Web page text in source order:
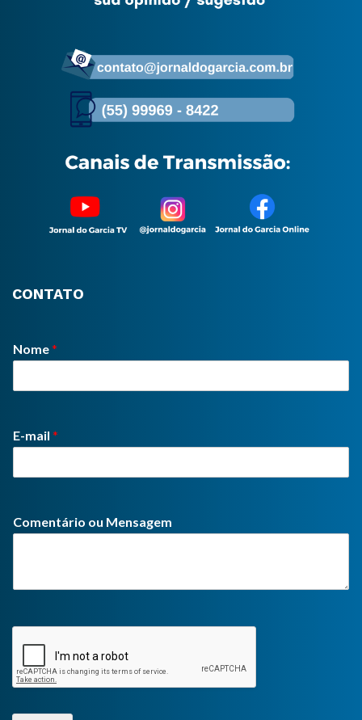
CONTATO
Nome*
E-mail *
Comentário ou Mensagem